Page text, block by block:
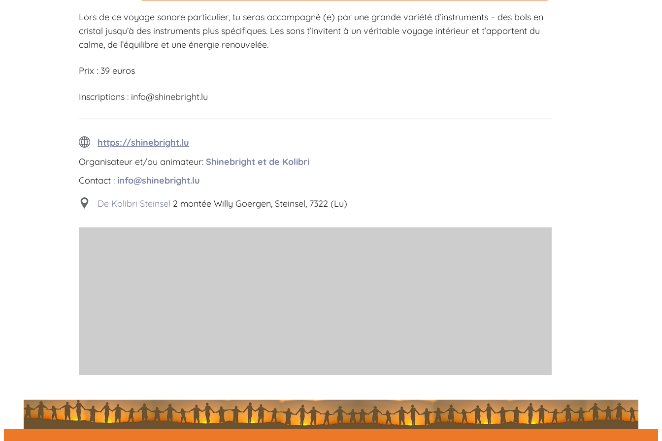
Lors de ce voyage sonore particulier, tu seras accompagné (e) par une grande variété d’instruments – des bols en
cristal jusqu’à des instruments plus spécifiques. Les sons t’invitent à un véritable voyage intérieur et t’apportent du
calme, de l’équilibre et une énergie renouvelée.
Prix : 39 euros
Inscriptions : info@shinebright.lu
https://shinebright.lu
Organisateur et/ou animateur: Shinebright et de Kolibri
Contact : info@shinebright.lu
De Kolibri Steinsel 2 montée Willy Goergen, Steinsel, 7322 (Lu)